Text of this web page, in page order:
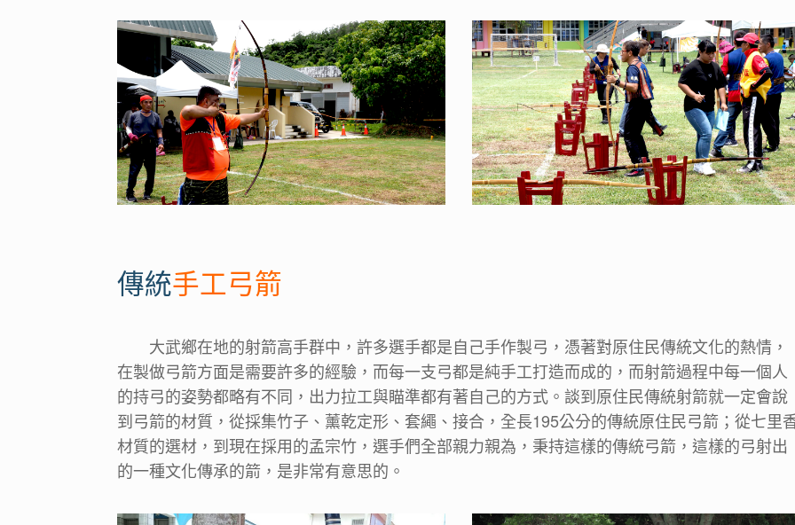
傳統手工弓箭
大武鄉在地的射箭高手群中，許多選手都是自己手作製弓，憑著對原住民傳統文化的熱情，
在製做弓箭方面是需要許多的經驗，而每一支弓都是純手工打造而成的，而射箭過程中每一個人
的持弓的姿勢都略有不同，出力拉工與瞄準都有著自己的方式。談到原住民傳統射箭就一定會說
到弓箭的材質，從採集竹子、薰乾定形、套繩、接合，全長195公分的傳統原住民弓箭；從七里
材質的選材，到現在採用的孟宗竹，選手們全部親力親為，秉持這樣的傳統弓箭，這樣的弓射出
的一種文化傳承的箭，是非常有意思的。